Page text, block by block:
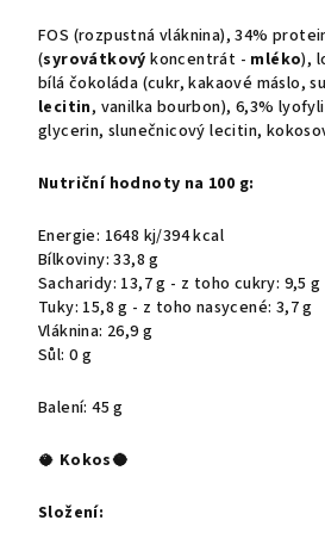
FOS (rozpustná vláknina), 34%
(syrovátkový koncentrát - mléko),
bílá čokoláda (cukr, kakaové máslo,
lecitin, vanilka bourbon), 6,3%
glycerin, slunečnicový lecitin,
Nutriční hodnoty na 100 g:
Energie: 1648 kj/394 kcal
Bílkoviny: 33,8 g
Sacharidy: 13,7 g - z toho cukry: 9,5 g
Tuky: 15,8 g - z toho nasycené: 3,7 g
Vláknina: 26,9 g
Sůl: 0 g
Balení: 45 g
🥥 Kokos🥥
Složení: